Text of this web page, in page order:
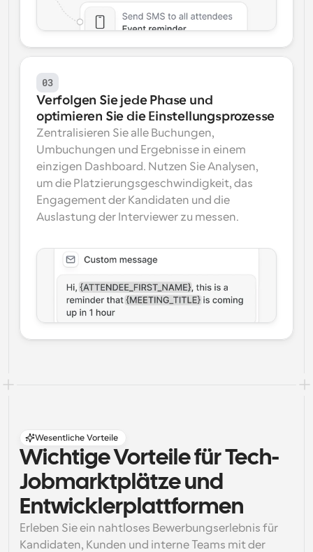
03
Verfolgen Sie jede Phase und
optimieren Sie die Einstellungsprozesse
Zentralisieren Sie alle Buchungen,
Umbuchungen und Ergebnisse in einem
einzigen Dashboard. Nutzen Sie Analysen,
um die Platzierungsgeschwindigkeit, das
Engagement der Kandidaten und die
Auslastung der Interviewer zu messen.
Wesentliche Vorteile
Wichtige Vorteile für Tech-
Jobmarktplätze und
Entwicklerplattformen
Erleben Sie ein nahtloses Bewerbungserlebnis für
Kandidaten, Kunden und interne Teams mit der